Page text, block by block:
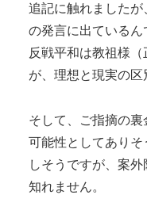
追記に触れました
の発言に出ているん
反戦平和は教祖様
が、理想と現実の区
そして、ご指摘の裏
可能性としてあり
しそうですが、案
知れません。